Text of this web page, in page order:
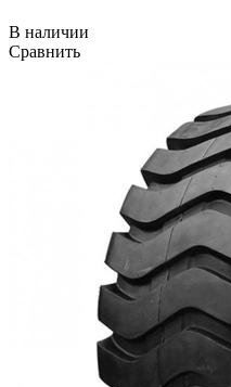
В наличии
Сравнить